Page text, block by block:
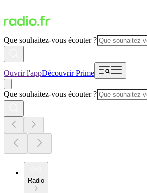
Que souhaitez-vous écouter ?
Ouvrir l'appDécouvrir Prime
Que souhaitez-vous écouter ?
Radio